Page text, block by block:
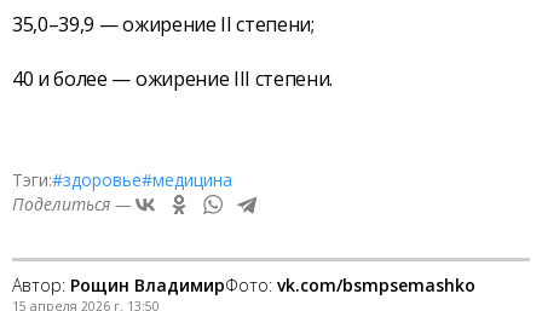
35,0–39,9 — ожирение II степени;
40 и более — ожирение III степени.
Тэги:#здоровье#медицина
Поделиться —
Автор: Рощин ВладимирФото: vk.com/bsmpsemashko
15 апреля 2026 г. 13:50